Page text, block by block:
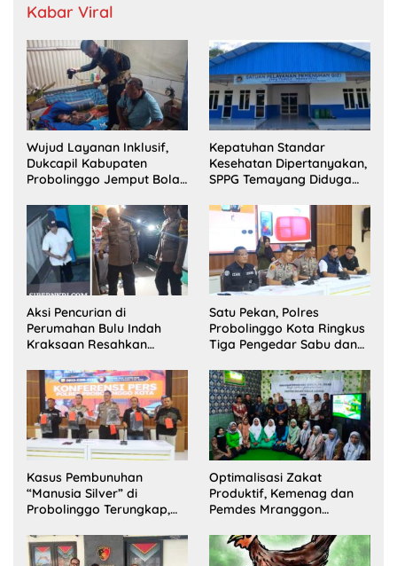
Kabar Viral
Wujud Layanan Inklusif,
Dukcapil Kabupaten
Probolinggo Jemput Bola
Disabilitas di Dringu
Kepatuhan Standar
Kesehatan Dipertanyakan,
SPPG Temayang Diduga
Aksi Pencurian di
Perumahan Bulu Indah
Kraksaan Resahkan
Satu Pekan, Polres
Probolinggo Kota Ringkus
Tiga Pengedar Sabu dan
Kasus Pembunuhan
“Manusia Silver” di
Probolinggo Terungkap,
Satu Buron
Optimalisasi Zakat
Produktif, Kemenag dan
Pemdes Mranggon
Pelaksana Kampung
Zakat